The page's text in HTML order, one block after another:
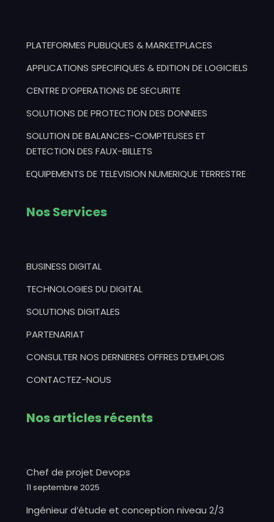
PLATEFORMES PUBLIQUES & MARKETPLACES
APPLICATIONS SPECIFIQUES & EDITION DE LOGICIELS
CENTRE D’OPERATIONS DE SECURITE
SOLUTIONS DE PROTECTION DES DONNEES
SOLUTION DE BALANCES-COMPTEUSES ET
DETECTION DES FAUX-BILLETS
EQUIPEMENTS DE TELEVISION NUMERIQUE TERRESTRE
Nos Services
BUSINESS DIGITAL
TECHNOLOGIES DU DIGITAL
SOLUTIONS DIGITALES
PARTENARIAT
CONSULTER NOS DERNIERES OFFRES D’EMPLOIS
CONTACTEZ-NOUS
Nos articles récents
Chef de projet Devops
11 septembre 2025
Ingénieur d’étude et conception niveau 2/3